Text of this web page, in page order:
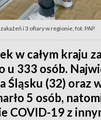
i 3 ofiary w regionie, fot. PAP
w całym kraju
u 333 osób.
Śląsku (32) oraz
5 osób,
COVID-19 z